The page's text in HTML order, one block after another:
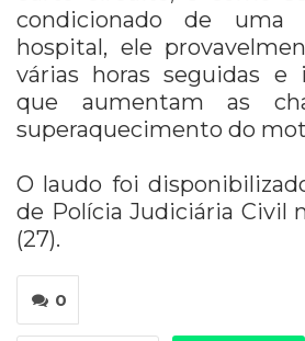
condicionado de uma
hospital, ele
várias horas seguidas e
que aumentam as
superaquecimento do
O laudo foi
de Polícia Judiciária Civil
(27).
0